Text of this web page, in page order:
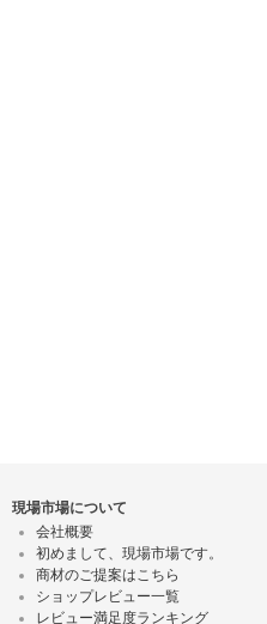
現場市場について
会社概要
初めまして、現場市場です。
商材のご提案はこちら
ショップレビュー一覧
レビュー満足度ランキング